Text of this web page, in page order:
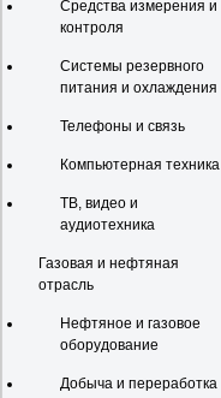
Средства измерения и
контроля
Системы резервного
питания и охлаждения
Телефоны и связь
Компьютерная техника
ТВ, видео и
аудиотехника
Газовая и нефтяная
отрасль
Нефтяное и газовое
оборудование
Добыча и переработка